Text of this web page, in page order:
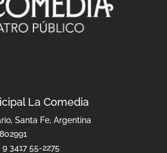
La Comedia
Santa Fe, Argentina
3417 55-2275